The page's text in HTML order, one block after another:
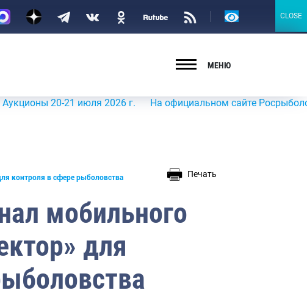
Версия
МЕНЮ
20-21 июля 2026 г. На официальном сайте Росрыболовства
контроля в сфере рыболовства
Печать
мобильного
для
CLOSE
CLOSE